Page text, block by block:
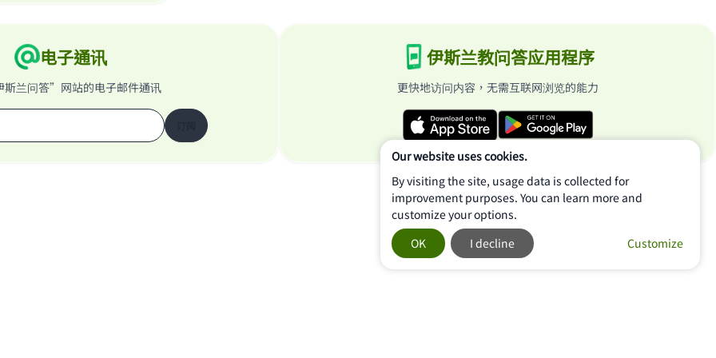
电子通讯
兰问答”网站的电子邮件通讯
伊斯兰教问答应用程序
更快地访问内容，无需互联网浏览的能力
Our website uses cookies.
By visiting the site, usage data is collected for
improvement purposes. You can learn more and
customize your options.
Customize
I decline
OK